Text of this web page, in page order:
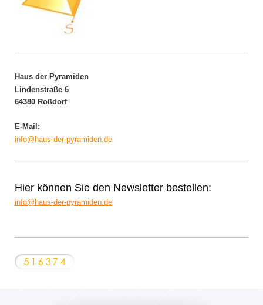
Haus der Pyramiden
Lindenstraße 6
64380 Roßdorf
E-Mail:
info@haus-der-pyramiden.de
Hier können Sie den Newsletter bestellen:
info@haus-der-pyramiden.de